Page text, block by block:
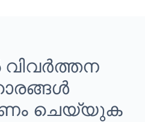
ചെയ്യുക